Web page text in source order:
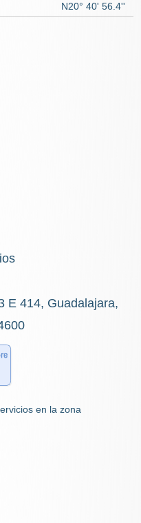
N20° 40' 56.4''
E 414, Guadalajara,
en la zona